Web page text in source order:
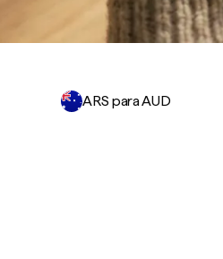
ARS para AUD